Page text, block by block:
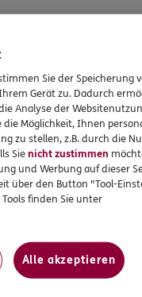
Sie der Speicherung
Gerät zu. Dadurch
Analyse der
Möglichkeit, Ihnen
zu stellen, z.B. durch die
Sienicht zustimmen
und Werbung auf dieser
über den Button "Tool-
finden Sie unter
Alle akzeptieren